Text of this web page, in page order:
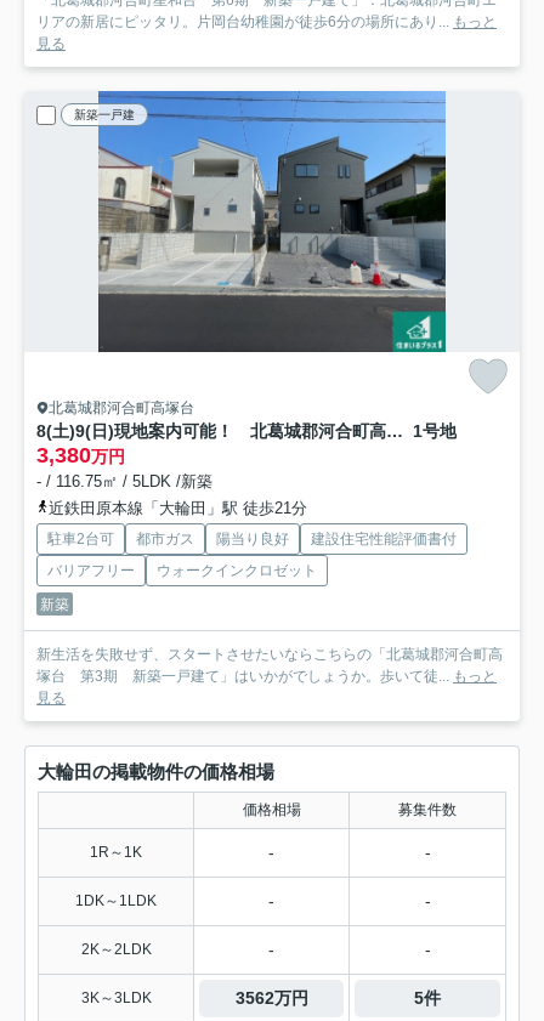
リアの新居にピッタリ。片岡台幼稚園が徒歩6分の場所にあり... もっと
見る
新築一戸建
北葛城郡河合町高塚台
8(土)9(日)現地案内可能！ 北葛城郡河合町高塚台 1号地
3,380万円
- / 116.75㎡ / 5LDK /新築
近鉄田原本線「大輪田」駅 徒歩21分
駐車2台可 都市ガス 陽当り良好
建設住宅性能評価書付
バリアフリー
ウォークインクロゼット
新築
新生活を失敗せず、スタートさせたいならこちらの「北葛城郡河合町高
塚台 第3期 新築一戸建て」はいかがでしょうか。歩いて徒... もっと
見る
大輪田の掲載物件の価格相場
価格相場 募集件数
1R～1K - -
1DK～1LDK - -
2K～2LDK - -
3K～3LDK 3562万円 5件